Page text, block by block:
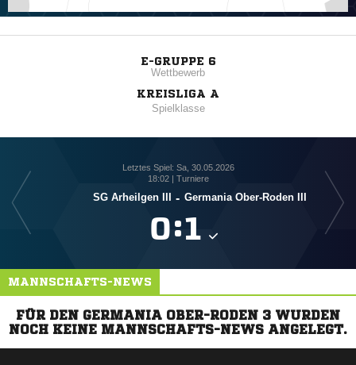
E-GRUPPE 6
Wettbewerb
KREISLIGA A
Spielklasse
Letztes Spiel: Sa, 30.05.2026
18:02 | Turniere
SG Arheilgen III - Germania Ober-Roden III
:
MANNSCHAFTS-NEWS
FÜR DEN GERMANIA OBER-RODEN 3 WURDEN
NOCH KEINE MANNSCHAFTS-NEWS ANGELEGT.